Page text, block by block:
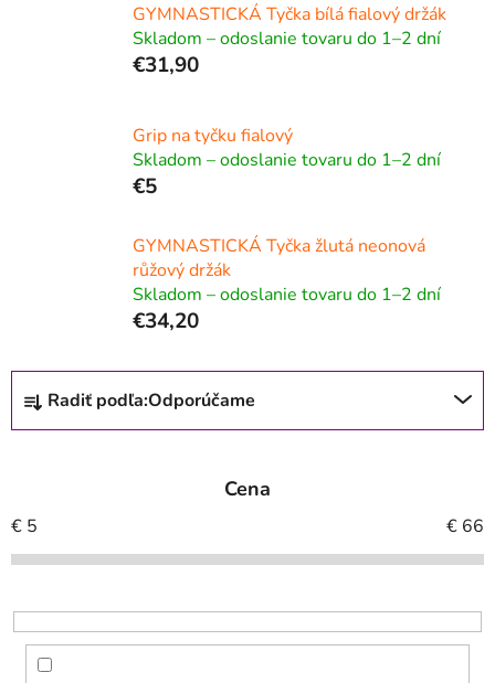
GYMNASTICKÁ Tyčka bílá fialový držák
Skladom – odoslanie tovaru do 1–2 dní
€31,90
Grip na tyčku fialový
Skladom – odoslanie tovaru do 1–2 dní
€5
GYMNASTICKÁ Tyčka žlutá neonová
růžový držák
Skladom – odoslanie tovaru do 1–2 dní
€34,20
R
d
i
e
r
o
Radiť podľa:Odporúčame
Cena
€ 5 € 66